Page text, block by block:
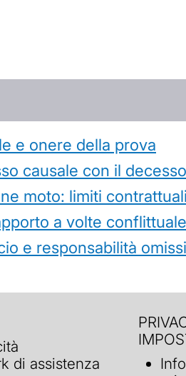
e onere della prova
causale con il decesso
moto: limiti
a volte conflittuale
e responsabilità
di assistenza